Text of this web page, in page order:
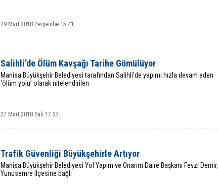
29 Mart 2018 Perşembe 15:41
Salihli’de Ölüm Kavşağı Tarihe Gömülüyor
Manisa Büyükşehir Belediyesi tarafından Salihli’de yapımı hızla devam eden
‘ölüm yolu’ olarak nitelendirilen
27 Mart 2018 Salı 17:37
Trafik Güvenliği Büyükşehirle Artıyor
Manisa Büyükşehir Belediyesi Yol Yapım ve Onarım Daire Başkanı Fevzi Demir,
Yunusemre ilçesine bağlı